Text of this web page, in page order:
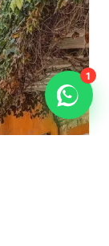
1